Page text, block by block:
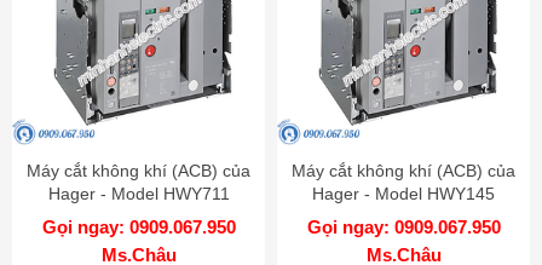
Máy cắt không khí (ACB) của
Hager - Model HWY711
Gọi ngay: 0909.067.950
Ms.Châu
Máy cắt không khí (ACB) của
Hager - Model HWY145
Gọi ngay: 0909.067.950
Ms.Châu